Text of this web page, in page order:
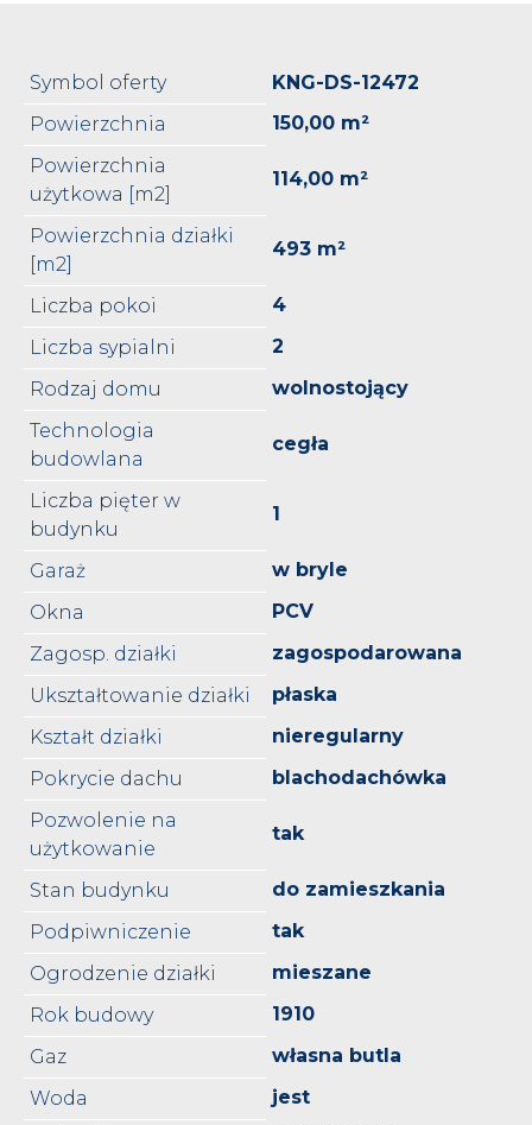
Symbol oferty
KNG-DS-12472
Powierzchnia
150,00 m²
Powierzchnia
użytkowa [m2]
114,00 m²
Powierzchnia działki
[m2]
493 m²
Liczba pokoi
4
Liczba sypialni
2
Rodzaj domu
wolnostojący
Technologia
budowlana
cegła
Liczba pięter w
budynku
1
Garaż
w bryle
Okna
PCV
Zagosp. działki
zagospodarowana
Ukształtowanie działki
płaska
Kształt działki
nieregularny
Pokrycie dachu
blachodachówka
Pozwolenie na
użytkowanie
tak
Stan budynku
do zamieszkania
Podpiwniczenie
tak
Ogrodzenie działki
mieszane
Rok budowy
1910
Gaz
własna butla
Woda
jest